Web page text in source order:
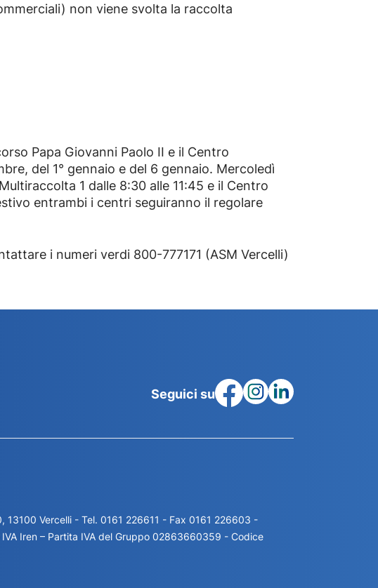
non viene svolta la raccolta
Papa Giovanni Paolo II e il Centro
del 1° gennaio e del 6 gennaio. Mercoledì
1 dalle 8:30 alle 11:45 e il Centro
entrambi i centri seguiranno il regolare
i numeri verdi 800-777171 (ASM Vercelli)
Seguici su
Vercelli - Tel. 0161 226611 - Fax 0161 226603 -
Iren – Partita IVA del Gruppo 02863660359 - Codice